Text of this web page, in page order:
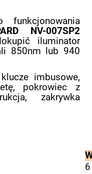
funkcjonowania
NV-007SP2
iluminator
850nm lub 940
imbusowe,
pokrowiec z
zakrywka
6